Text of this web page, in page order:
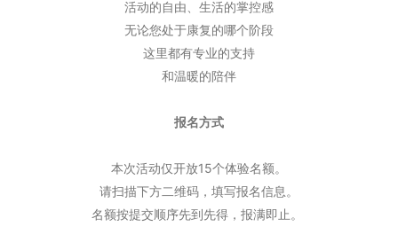
活动的自由、生活的掌控感
无论您处于康复的哪个阶段
这里都有专业的支持
和温暖的陪伴
报名方式
本次活动仅开放15个体验名额。
请扫描下方二维码，填写报名信息。
名额按提交顺序先到先得，报满即止。